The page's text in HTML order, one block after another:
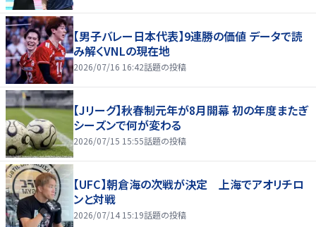
【男子バレー日本代表】9連勝の価値 データで読
み解くVNLの現在地
2026/07/16 16:42話題の投稿
【Jリーグ】秋春制元年が8月開幕 初の年度またぎ
シーズンで何が変わる
2026/07/15 15:55話題の投稿
【UFC】朝倉海の次戦が決定 上海でアオリチロ
ンと対戦
2026/07/14 15:19話題の投稿